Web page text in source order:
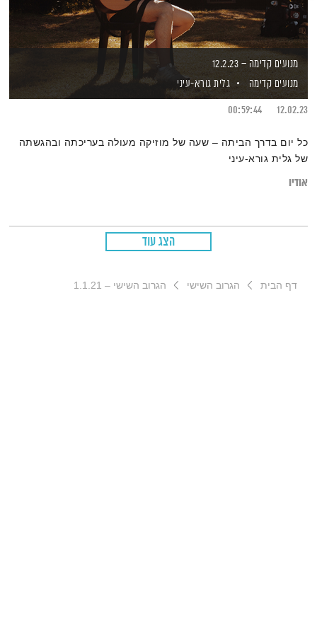
מנועים קדימה – 12.2.23
מנועים קדימה
גלית גורא-עיני
12.02.23
00:59:44
כל יום בדרך הביתה – שעה של מוזיקה מעולה בעריכתה ובהגשתה
של גלית גורא-עיני
אודיו
הצג עוד
דף הבית הגרוב השישי הגרוב השישי – 1.1.21